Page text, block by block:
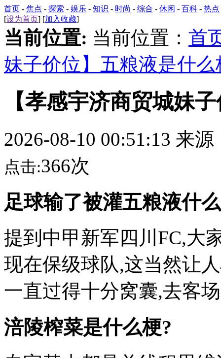
首页 - 焦点 - 探索 - 娱乐 - 知识 - 时尚 - 综合 - 休闲 - 百科 - 热点
[设为首页] [加入收藏]
当前位置: 当前位置： 首
妹子价位】五粮液是什么
【孝感宇济商贸城妹
2026-08-10 00:51:13 来源
点击:366次
足球输了被灌五粮液什
提到中甲新军四川FC,大
现在保级球队,这当然让
一直过得十分窝囊,去客
涪陵榨菜是什么梗?